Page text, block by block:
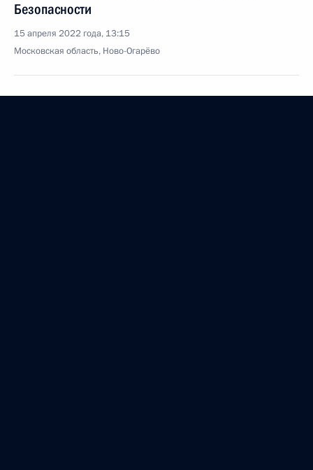
Безопасности
15 апреля 2022 года, 13:15
Московская область, Ново-Огарёво
14 апреля 2022 года, четверг